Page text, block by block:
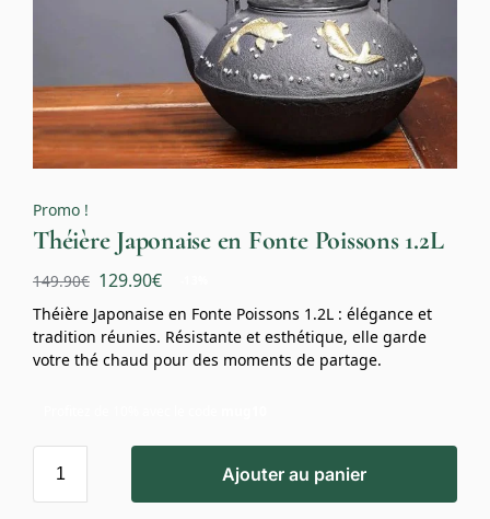
Promo !
Théière Japonaise en Fonte Poissons 1.2L
149.90€ 129.90€
Théière Japonaise en Fonte Poissons 1.2L : élégance et
tradition réunies. Résistante et esthétique, elle garde
votre thé chaud pour des moments de partage.
Ajouter au panier